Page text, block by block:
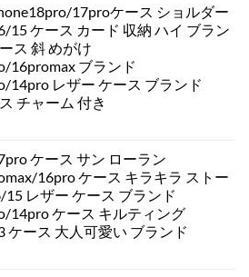
17proケース ショルダー
15 ケース カード 収納 ハイ ブラン
ス 斜 めがけ
16promax ブランド
14pro レザー ケース ブランド
チャーム 付き
ケース サン ローラン
16pro ケース キラキラ ストー
15 レザー ケース ブランド
14pro ケース キルティング
ケース 大人可愛い ブランド